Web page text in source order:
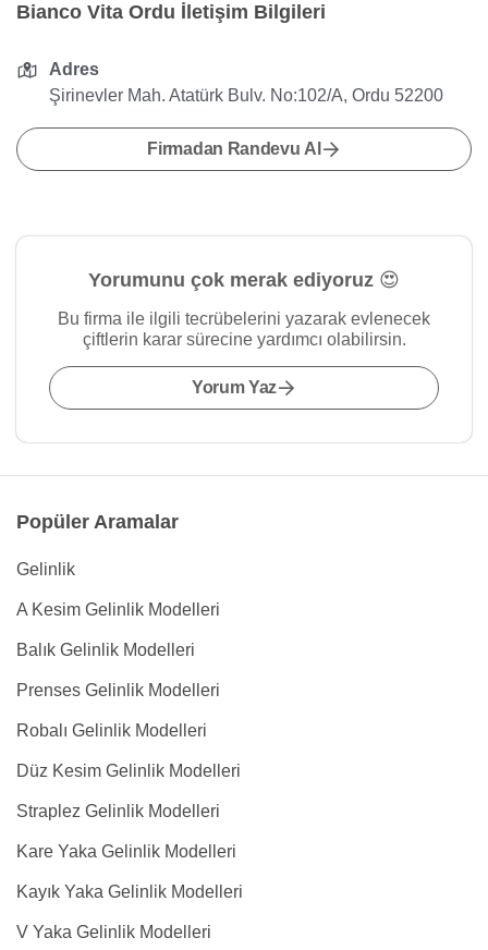
Bianco Vita Ordu İletişim Bilgileri
Adres
Şirinevler Mah. Atatürk Bulv. No:102/A, Ordu 52200
Firmadan Randevu Al
Yorumunu çok merak ediyoruz 😍
Bu firma ile ilgili tecrübelerini yazarak evlenecek
çiftlerin karar sürecine yardımcı olabilirsin.
Yorum Yaz
Popüler Aramalar
Gelinlik
A Kesim Gelinlik Modelleri
Balık Gelinlik Modelleri
Prenses Gelinlik Modelleri
Robalı Gelinlik Modelleri
Düz Kesim Gelinlik Modelleri
Straplez Gelinlik Modelleri
Kare Yaka Gelinlik Modelleri
Kayık Yaka Gelinlik Modelleri
V Yaka Gelinlik Modelleri